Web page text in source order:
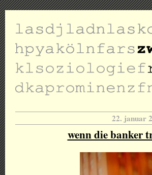
22. januar
wenn die banker